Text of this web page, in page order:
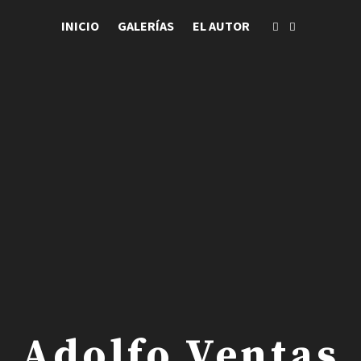
INICIO GALERÍAS EL AUTOR